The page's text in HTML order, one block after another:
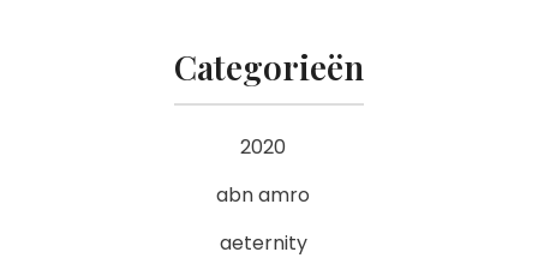
Categorieën
2020
abn amro
aeternity